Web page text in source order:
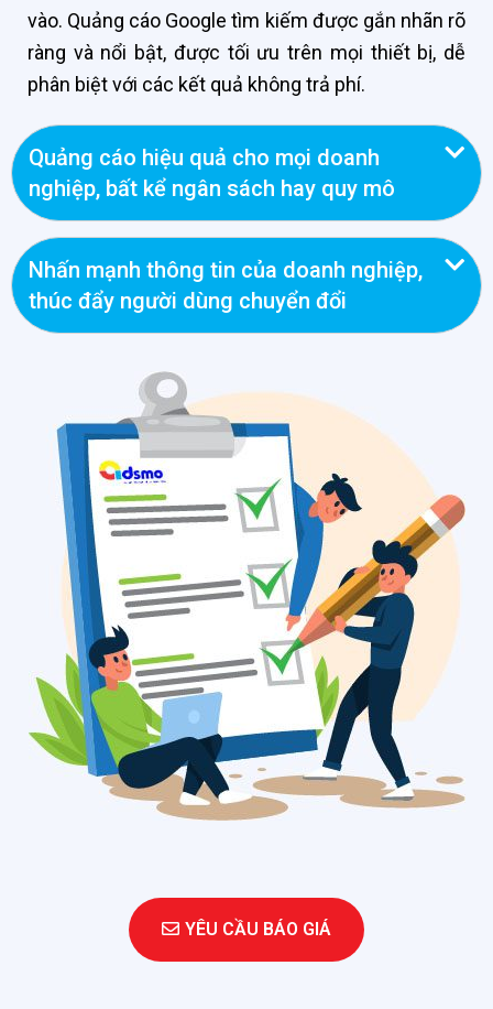
vào. Quảng cáo Google tìm kiếm được gắn nhãn rõ
ràng và nổi bật, được tối ưu trên mọi thiết bị, dễ
phân biệt với các kết quả không trả phí.
Quảng cáo hiệu quả cho mọi doanh
nghiệp, bất kể ngân sách hay quy mô
Nhấn mạnh thông tin của doanh nghiệp,
thúc đẩy người dùng chuyển đổi
YÊU CẦU BÁO GIÁ